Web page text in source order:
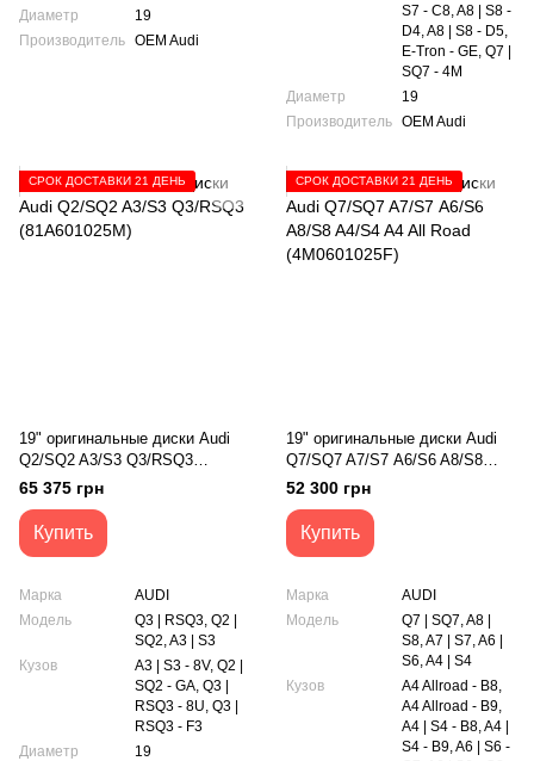
Диаметр
19
Производитель OEM Audi
S7 - C8, A8 | S8 -
D4, A8 | S8 - D5,
E-Tron - GE, Q7 |
SQ7 - 4M
Диаметр
19
Производитель OEM Audi
СРОК ДОСТАВКИ 21 ДЕНЬ
19" оригинальные диски Audi
Q2/SQ2 A3/S3 Q3/RSQ3
(81A601025M)
65 375 грн
Купить
Марка
AUDI
Модель
Q3 | RSQ3, Q2 |
SQ2, A3 | S3
Кузов
A3 | S3 - 8V, Q2 |
SQ2 - GA, Q3 |
RSQ3 - 8U, Q3 |
RSQ3 - F3
Диаметр
19
СРОК ДОСТАВКИ 21 ДЕНЬ
19" оригинальные диски Audi
Q7/SQ7 A7/S7 А6/S6 A8/S8
A4/S4 A4 All Road
(4M0601025F)
52 300 грн
Купить
Марка
AUDI
Модель
Q7 | SQ7, A8 |
S8, A7 | S7, A6 |
S6, A4 | S4
Кузов
A4 Allroad - B8,
A4 Allroad - B9,
A4 | S4 - B8, A4 |
S4 - B9, A6 | S6 -